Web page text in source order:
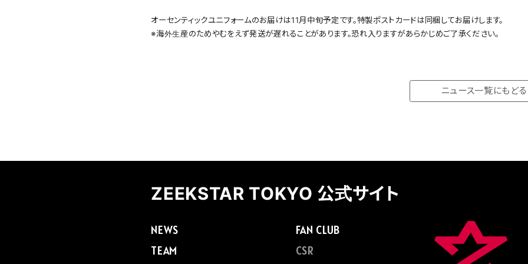
オーセンティックユニフォームのお届けは11月中旬予定です。特製ポストカードは同梱してお届けします。
※海外生産のためやむをえず発送が遅れることがあります。恐れ入りますがあらかじめご了承ください。
ニュース一覧にもどる
ZEEKSTAR TOKYO 公式サイト
NEWS
TEAM
FAN CLUB
CSR